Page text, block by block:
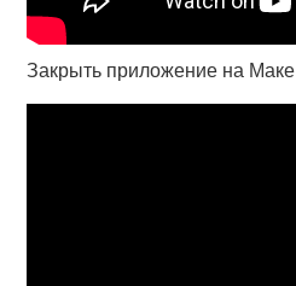
Закрыть приложение на Маке